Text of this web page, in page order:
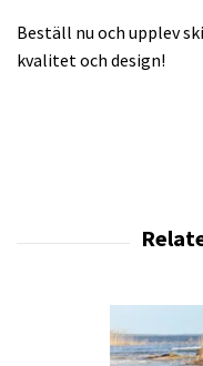
Beställ nu och upplev
kvalitet och design!